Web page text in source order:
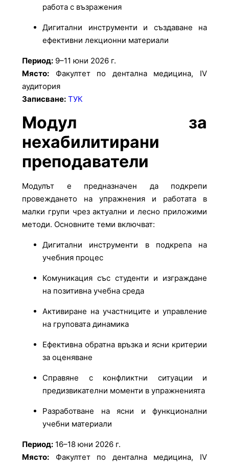
работа с възражения
Дигитални инструменти и създаване на
ефективни лекционни материали
Период: 9–11 юни 2026 г.
Място: Факултет по дентална медицина, IV
аудитория
Записване: ТУК
Модул за
нехабилитирани
преподаватели
Модулът е предназначен да подкрепи
провеждането на упражнения и работата в
малки групи чрез актуални и лесно приложими
методи. Основните теми включват:
Дигитални инструменти в подкрепа на
учебния процес
Комуникация със студенти и изграждане
на позитивна учебна среда
Активиране на участниците и управление
на груповата динамика
Ефективна обратна връзка и ясни критерии
за оценяване
Справяне с конфликтни ситуации и
предизвикателни моменти в упражненията
Разработване на ясни и функционални
учебни материали
Период: 16–18 юни 2026 г.
Място: Факултет по дентална медицина, IV